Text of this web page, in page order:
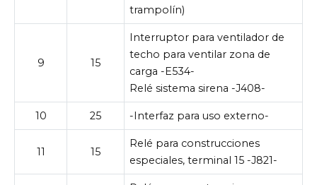
trampolín)
9 15
Interruptor para ventilador de
techo para ventilar zona de
carga -E534-
Relé sistema sirena -J408-
10 25 -Interfaz para uso externo-
11 15
Relé para construcciones
especiales, terminal 15 -J821-